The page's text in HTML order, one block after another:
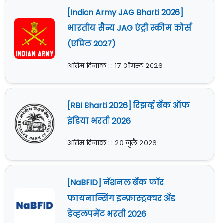
[Indian Army JAG Bharti 2026]
भारतीय सैन्य JAG एंट्री स्कीम कोर्स
(एप्रिल 2027)
अंतिम दिनांक : : १७ ऑगस्ट २०२६
[RBI Bharti 2026] रिझर्व्ह बँक ऑफ
इंडिया भरती 2026
अंतिम दिनांक : : २० जुलै २०२६
[NaBFID] नॅशनल बँक फॉर
फायनान्सिंग इन्फ्रास्ट्रक्चर अँड
डेव्हलपमेंट भरती 2026